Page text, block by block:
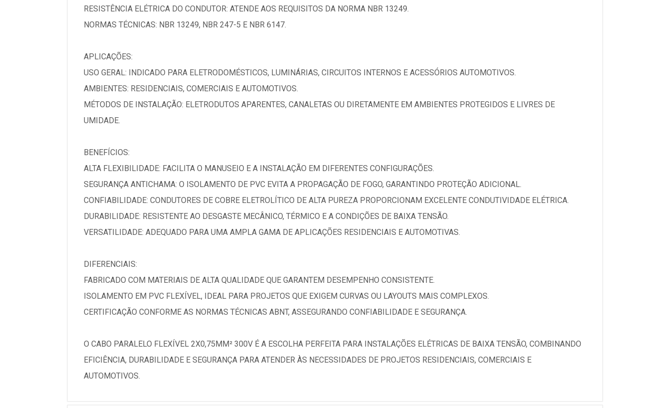
RESISTÊNCIA ELÉTRICA DO CONDUTOR: ATENDE AOS REQUISITOS DA NORMA NBR 13249.
NORMAS TÉCNICAS: NBR 13249, NBR 247-5 E NBR 6147.
APLICAÇÕES:
USO GERAL: INDICADO PARA ELETRODOMÉSTICOS, LUMINÁRIAS, CIRCUITOS INTERNOS E ACESSÓRIOS AUTOMOTIVOS.
AMBIENTES: RESIDENCIAIS, COMERCIAIS E AUTOMOTIVOS.
MÉTODOS DE INSTALAÇÃO: ELETRODUTOS APARENTES, CANALETAS OU DIRETAMENTE EM AMBIENTES PROTEGIDOS E LIVRES DE
UMIDADE.
BENEFÍCIOS:
ALTA FLEXIBILIDADE: FACILITA O MANUSEIO E A INSTALAÇÃO EM DIFERENTES CONFIGURAÇÕES.
SEGURANÇA ANTICHAMA: O ISOLAMENTO DE PVC EVITA A PROPAGAÇÃO DE FOGO, GARANTINDO PROTEÇÃO ADICIONAL.
CONFIABILIDADE: CONDUTORES DE COBRE ELETROLÍTICO DE ALTA PUREZA PROPORCIONAM EXCELENTE CONDUTIVIDADE ELÉTRICA.
DURABILIDADE: RESISTENTE AO DESGASTE MECÂNICO, TÉRMICO E A CONDIÇÕES DE BAIXA TENSÃO.
VERSATILIDADE: ADEQUADO PARA UMA AMPLA GAMA DE APLICAÇÕES RESIDENCIAIS E AUTOMOTIVAS.
DIFERENCIAIS:
FABRICADO COM MATERIAIS DE ALTA QUALIDADE QUE GARANTEM DESEMPENHO CONSISTENTE.
ISOLAMENTO EM PVC FLEXÍVEL, IDEAL PARA PROJETOS QUE EXIGEM CURVAS OU LAYOUTS MAIS COMPLEXOS.
CERTIFICAÇÃO CONFORME AS NORMAS TÉCNICAS ABNT, ASSEGURANDO CONFIABILIDADE E SEGURANÇA.
O CABO PARALELO FLEXÍVEL 2X0,75MM² 300V É A ESCOLHA PERFEITA PARA INSTALAÇÕES ELÉTRICAS DE BAIXA TENSÃO, COMBINANDO
EFICIÊNCIA, DURABILIDADE E SEGURANÇA PARA ATENDER ÀS NECESSIDADES DE PROJETOS RESIDENCIAIS, COMERCIAIS E
AUTOMOTIVOS.